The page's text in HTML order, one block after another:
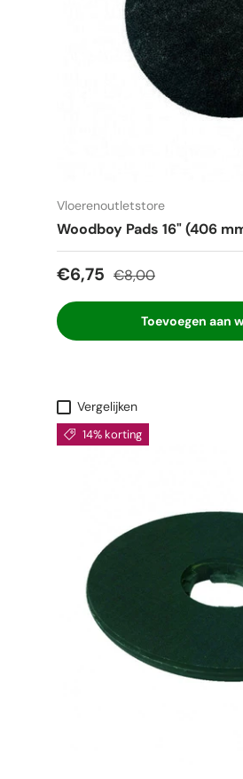
Vloerenoutletstore
Woodboy Pads 16" (406
Verkoopprijs
€6,75 Reguliere prijs
€8,00
Toevoegen aan
Vergelijken
14% korting